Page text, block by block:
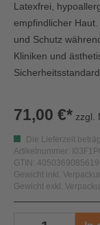
Latexfrei,
empfindlicher
und Schutz
Kliniken und
71,00 €* zzgl.
Die Lieferzeit
Artikelnummer:
GTIN: 4050369085619
Gewicht inkl.
Gewicht exkl.